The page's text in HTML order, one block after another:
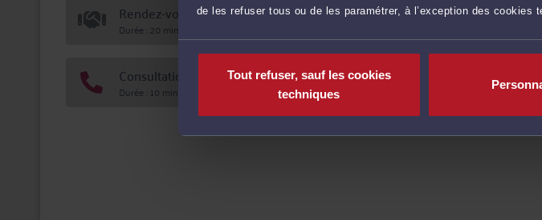
de les refuser tous ou de les paramétrer, à l’exception des
Tout refuser, sauf les cookies
techniques
Rendez-vous cabinet
Durée : 20 min 90 € TTC
Consultation téléphonique
Durée : 10 min 45 €TTC